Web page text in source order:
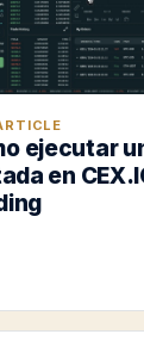
ejecutar
en